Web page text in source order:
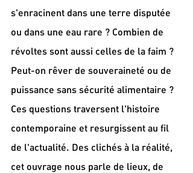
s'enracinent dans une terre disputée
ou dans une eau rare ? Combien de
révoltes sont aussi celles de la faim ?
Peut-on rêver de souveraineté ou de
puissance sans sécurité alimentaire ?
Ces questions traversent l'histoire
contemporaine et resurgissent au fil
de l'actualité. Des clichés à la réalité,
cet ouvrage nous parle de lieux, de